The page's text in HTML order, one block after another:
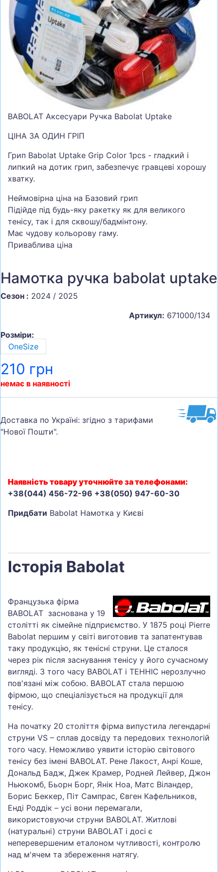
СУМКИ
ШОЛОМИ, ЗАХИСТ, ОКУЛЯРИ
БІГ, ФІТНЕС, М'ЯЧІ
ВЕЛОСИПЕДИ
САМОКАТИ
ТЕНІС, БАДМІНТОН
ВОДНІ ВИДИ СПОРТУ
BABOLAT Аксесуари Ручка Babolat Uptake
ЦІНА ЗА ОДИН ГРІП
Грип Babolat Uptake Grip Color 1pcs - гладкий і
липкий на дотик грип, забезпечує гравцеві хорошу
хватку.
Неймовірна ціна на Базовий грип
Підійде під будь-яку ракетку як для великого
тенісу, так і для сквошу/бадмінтону.
Має чудову кольорову гаму.
Приваблива ціна
Намотка ручка babolat uptake
Сезон : 2024 / 2025
Артикул: 671000/134
Розміри:
OneSize
210 грн
немає в наявності
Доставка по Україні: згідно з тарифами
"Нової Пошти".
Наявність товару уточнюйте за телефонами:
+38(044) 456-72-96 +38(050) 947-60-30
Придбати Babolat Намотка у Києві
Історія Babolat
Французька фірма
BABOLAT заснована у 19
столітті як сімейне підприємство. У 1875 році Pierre
Babolat першим у світі виготовив та запатентував
таку продукцію, як тенісні струни. Це сталося
через рік після заснування тенісу у його сучасному
вигляді. З того часу BABOLAT і ТЕННІС нерозлучно
пов'язані між собою. BABOLAT стала першою
фірмою, що спеціалізується на продукції для
тенісу.
На початку 20 століття фірма випустила легендарні
струни VS – сплав досвіду та передових технологій
того часу. Неможливо уявити історію світового
тенісу без імені BABOLAT. Рене Лакост, Анрі Коше,
Дональд Бадж, Джек Крамер, Родней Лейвер, Джон
Ньюкомб, Бьорн Борг, Янік Ноа, Матс Віландер,
Борис Беккер, Піт Сампрас, Євген Кафельников,
Енді Роддік – усі вони перемагали,
використовуючи струни BABOLAT. Житлові
(натуральні) струни BABOLAT і досі є
неперевершеним еталоном чутливості, контролю
над м'ячем та збереження натягу.